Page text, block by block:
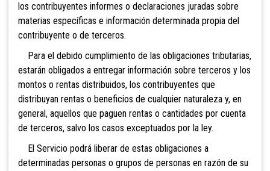
los contribuyentes informes o declaraciones juradas sobre
materias específicas e información determinada propia del
contribuyente o de terceros.
Para el debido cumplimiento de las obligaciones tributarias,
estarán obligados a entregar información sobre terceros y los
montos o rentas distribuidos, los contribuyentes que
distribuyan rentas o beneficios de cualquier naturaleza y, en
general, aquellos que paguen rentas o cantidades por cuenta
de terceros, salvo los casos exceptuados por la ley.
El Servicio podrá liberar de estas obligaciones a
determinadas personas o grupos de personas en razón de su